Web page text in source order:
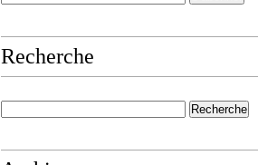
Recherche